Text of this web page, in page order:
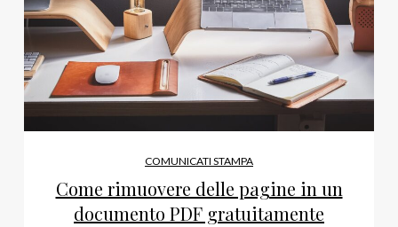
COMUNICATI STAMPA
Come rimuovere delle pagine in un
documento PDF gratuitamente